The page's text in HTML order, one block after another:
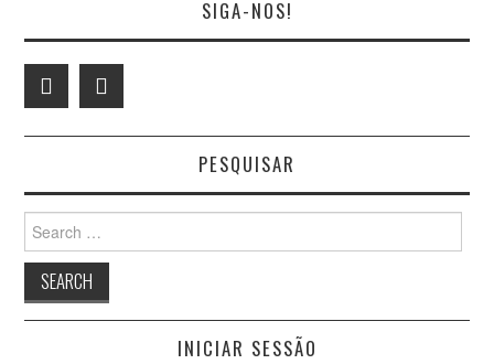
SIGA-NOS!
PESQUISAR
Search
for:
INICIAR SESSÃO